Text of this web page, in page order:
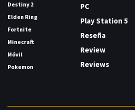
Destiny 2
Elden Ring
Fortnite
Minecraft
Móvil
Pokemon
PC
Play Station 5
Reseña
Review
Reviews